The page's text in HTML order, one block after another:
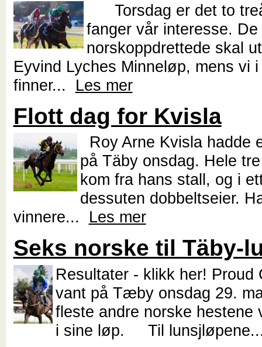
Torsdag er det to
fanger vår interesse. De
norskoppdrettede skal
Eyvind Lyches Minneløp, mens vi
finner... Les mer
Flott dag for Kvisla
Roy Arne Kvisla hadde
på Täby onsdag. Hele
kom fra hans stall, og i
dessuten dobbeltseier.
vinnere... Les mer
Seks norske til Täby-
Resultater - klikk her! Proud
vant på Tæby onsdag 29.
fleste andre norske hestene
i sine løp. Til